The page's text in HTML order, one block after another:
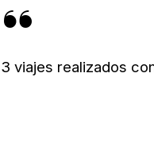
3 viajes realizados